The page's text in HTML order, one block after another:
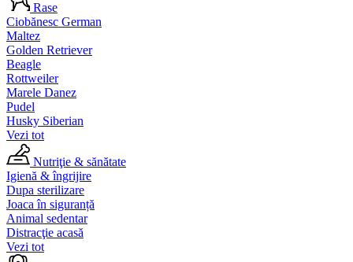
Rase
Ciobănesc German
Maltez
Golden Retriever
Beagle
Rottweiler
Marele Danez
Pudel
Husky Siberian
Vezi tot
Nutriţie & sănătate
Igienă & îngrijire
Dupa sterilizare
Joaca în siguranță
Animal sedentar
Distracţie acasă
Vezi tot